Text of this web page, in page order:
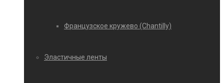
Французское кружево (Chantilly)
Эластичные ленты